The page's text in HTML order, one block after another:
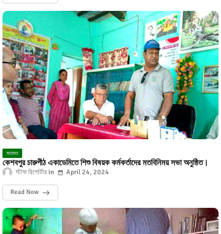
মতামত
কেশবপুর চারুপীঠ একাডেমিতে শিশু বিষয়ক কর্মকর্তাদের মতবিনিময় সভা অনুষ্ঠিত।
স্টাফ রিপোর্টার April 24, 2024
Read Now